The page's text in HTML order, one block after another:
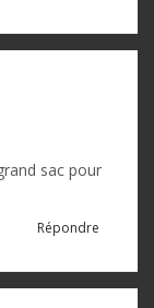
sac pour
Répondre